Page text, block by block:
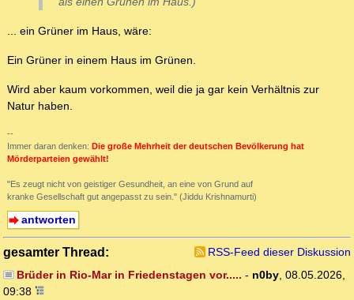
... ein Grüner im Haus, wäre:
Ein Grüner in einem Haus im Grünen.
Wird aber kaum vorkommen, weil die ja gar kein Verhältnis zur
Natur haben.
--
Immer daran denken: Die große Mehrheit der deutschen Bevölkerung hat
Mörderparteien gewählt!
"Es zeugt nicht von geistiger Gesundheit, an eine von Grund auf
kranke Gesellschaft gut angepasst zu sein." (Jiddu Krishnamurti)
antworten
gesamter Thread:
RSS-Feed dieser Diskussion
Brüder in Rio-Mar in Friedenstagen vor..... - n0by, 08.05.2026,
09:38